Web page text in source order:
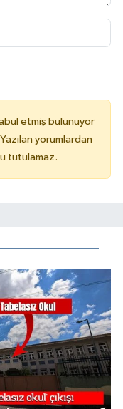
etmiş bulunuyor
yorumlardan
tutulamaz.